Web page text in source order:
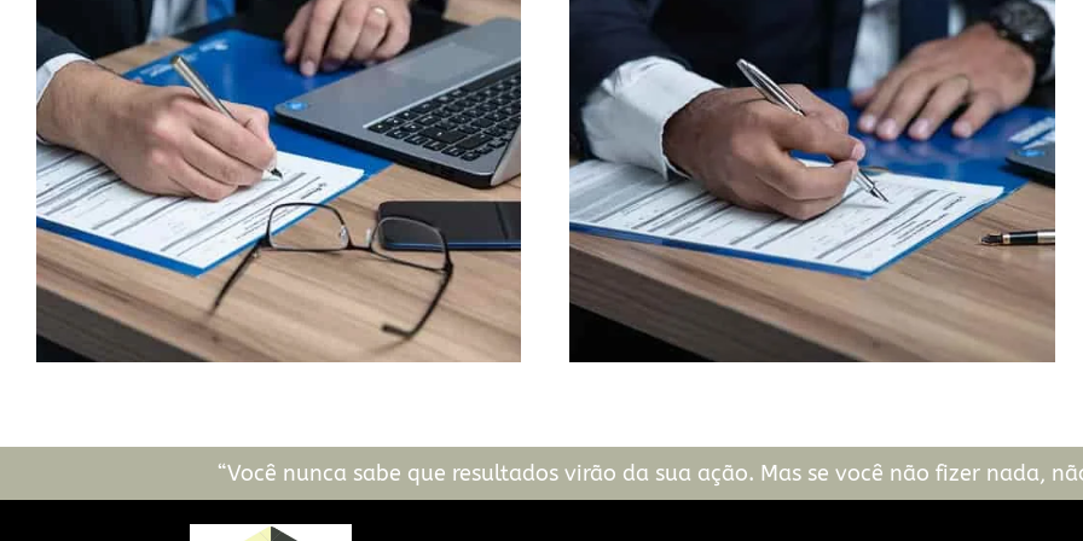
“Você nunca sabe que resultados virão da sua ação. Mas se você não fizer nada,